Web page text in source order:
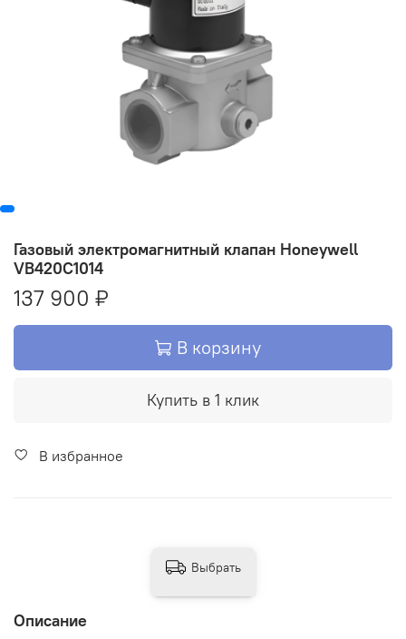
Газовый электромагнитный клапан Honeywell
VB420C1014
137 900 ₽
В корзину
Купить в 1 клик
В избранное
Описание
Выбрать